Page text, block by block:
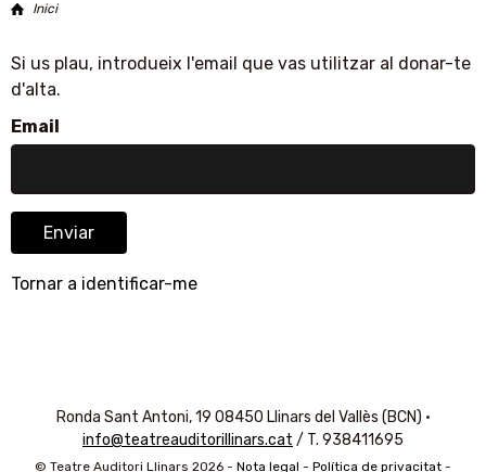
Inici
Si us plau, introdueix l'email que vas utilitzar al donar-te
d'alta.
Email
Tornar a identificar-me
Ronda Sant Antoni, 19 08450 Llinars del Vallès (BCN) ·
info@teatreauditorillinars.cat / T. 938411695
© Teatre Auditori Llinars 2026 - Nota legal - Política de privacitat -